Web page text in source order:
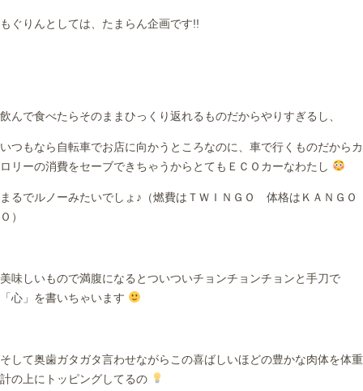
もぐりんとしては、たまらん企画です!!
飲んで食べたらそのままひっくり返れるものだからやりすぎるし、
いつもなら自転車でお店に向かうところなのに、車で行くものだからカ
ロリーの消費をセーブできちゃうからとてもＥＣＯカーなわたし
まるでルノーみたいでしょ♪（燃費はＴＷＩＮＧＯ 体格はＫＡＮＧＯ
Ｏ）
美味しいもので満腹になるとついついチョンチョンチョンと手刀で
「心」を書いちゃいます
そして奥歯ガタガタ言わせながらこの喜ばしいほどの豊かな肉体を体重
計の上にトッピングしてるの